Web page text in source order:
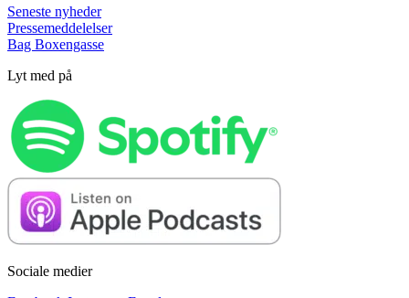
Seneste nyheder
Pressemeddelelser
Bag Boxengasse
Lyt med på
Sociale medier